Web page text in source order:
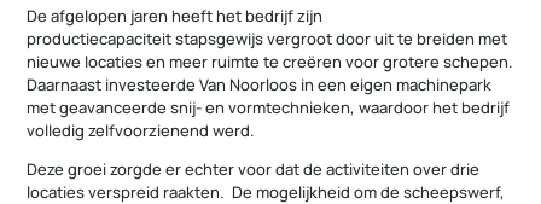
De afgelopen jaren heeft het bedrijf zijn
productiecapaciteit stapsgewijs vergroot door uit te breiden met
nieuwe locaties en meer ruimte te creëren voor grotere schepen.
Daarnaast investeerde Van Noorloos in een eigen machinepark
met geavanceerde snij- en vormtechnieken, waardoor het bedrijf
volledig zelfvoorzienend werd.
Deze groei zorgde er echter voor dat de activiteiten over drie
locaties verspreid raakten. De mogelijkheid om de scheepswerf,